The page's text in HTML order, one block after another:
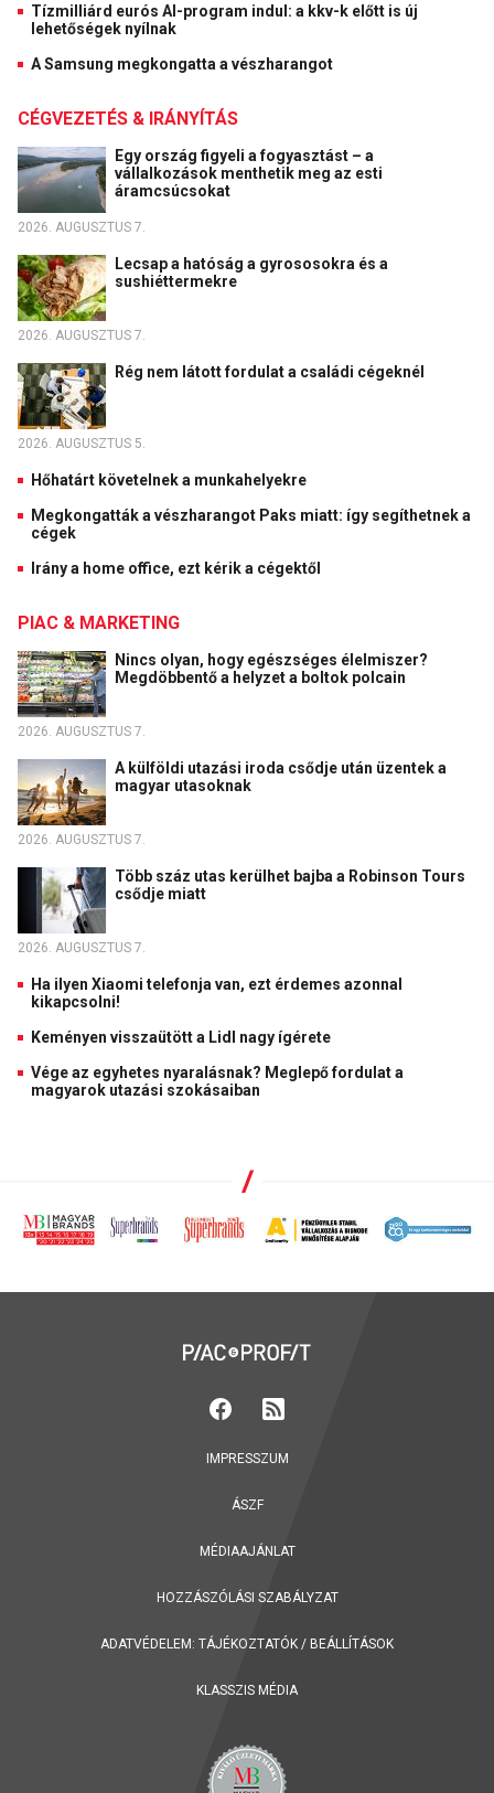
Tízmilliárd eurós AI-program indul: a kkv-k előtt is új
lehetőségek nyílnak
A Samsung megkongatta a vészharangot
CÉGVEZETÉS & IRÁNYÍTÁS
Egy ország figyeli a fogyasztást – a
vállalkozások menthetik meg az esti
áramcsúcsokat
2026. AUGUSZTUS 7.
Lecsap a hatóság a gyrososokra és a
sushiéttermekre
2026. AUGUSZTUS 7.
Rég nem látott fordulat a családi cégeknél
2026. AUGUSZTUS 5.
Hőhatárt követelnek a munkahelyekre
Megkongatták a vészharangot Paks miatt: így segíthetnek a
cégek
Irány a home office, ezt kérik a cégektől
PIAC & MARKETING
Nincs olyan, hogy egészséges élelmiszer?
Megdöbbentő a helyzet a boltok polcain
2026. AUGUSZTUS 7.
A külföldi utazási iroda csődje után üzentek a
magyar utasoknak
2026. AUGUSZTUS 7.
Több száz utas kerülhet bajba a Robinson Tours
csődje miatt
2026. AUGUSZTUS 7.
Ha ilyen Xiaomi telefonja van, ezt érdemes azonnal
kikapcsolni!
Keményen visszaütött a Lidl nagy ígérete
Vége az egyhetes nyaralásnak? Meglepő fordulat a
magyarok utazási szokásaiban
IMPRESSZUM
ÁSZF
MÉDIAAJÁNLAT
HOZZÁSZÓLÁSI SZABÁLYZAT
ADATVÉDELEM: TÁJÉKOZTATÓK / BEÁLLÍTÁSOK
KLASSZIS MÉDIA